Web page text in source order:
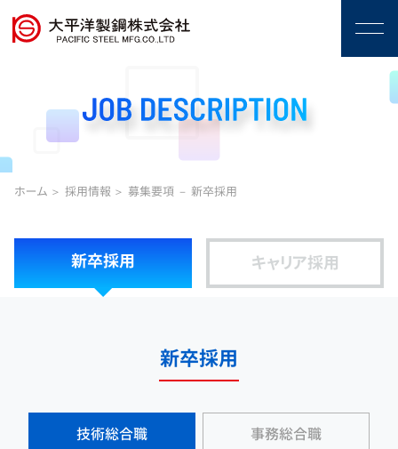
ホーム 採用情報 募集要項 － 新卒採用
新卒採用 キャリア採用
新卒採用
技術総合職 事務総合職